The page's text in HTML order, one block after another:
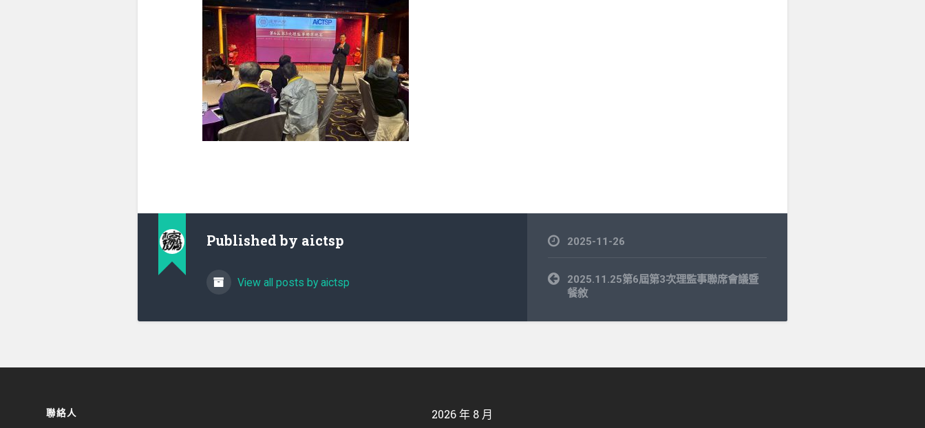
Published by aictsp
View all posts by aictsp
2025-11-26
文
章
2025.11.25第6屆第3次理監事聯席會議暨
餐敘
聯絡人 2026 年 8 月